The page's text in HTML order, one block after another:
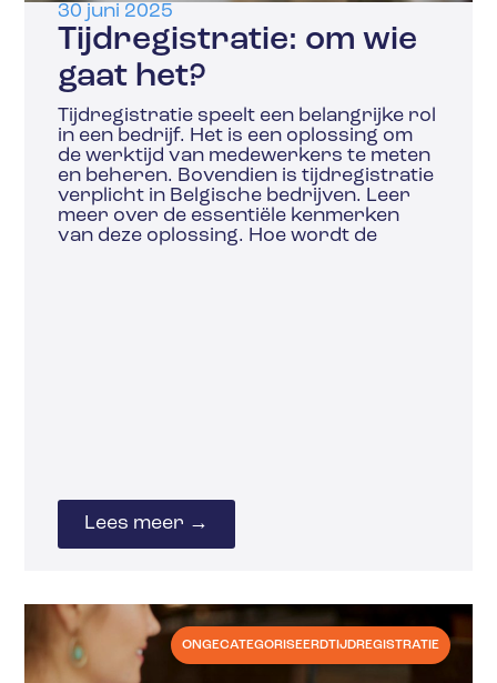
30 juni 2025
Tijdregistratie: om wie
gaat het?
Tijdregistratie speelt een belangrijke rol
in een bedrijf. Het is een oplossing om
de werktijd van medewerkers te meten
en beheren. Bovendien is tijdregistratie
verplicht in Belgische bedrijven. Leer
meer over de essentiële kenmerken
van deze oplossing. Hoe wordt de
Lees meer →
ONGECATEGORISEERDTIJDREGISTRATIE